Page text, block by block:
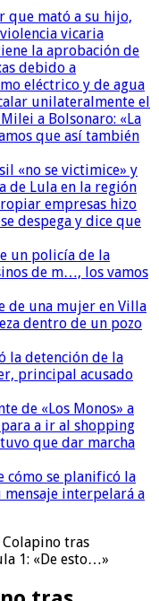
que mató a su hijo,
vicaria
la aprobación de
debido a
eléctrico y de agua
unilateralmente el
a Bolsonaro: «La
que así también
«no se victimice» y
de Lula en la región
empresas hizo
despega y dice que
un policía de la
de m…, los vamos
de una mujer en Villa
dentro de un pozo
la detención de la
principal acusado
de «Los Monos» a
a ir al shopping
que dar marcha
cómo se planificó la
mensaje interpelará a
tras
1: «De esto…»